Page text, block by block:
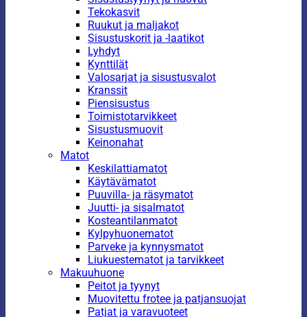
Tekokasvit
Ruukut ja maljakot
Sisustuskorit ja -laatikot
Lyhdyt
Kynttilät
Valosarjat ja sisustusvalot
Kranssit
Piensisustus
Toimistotarvikkeet
Sisustusmuovit
Keinonahat
Matot
Keskilattiamatot
Käytävämatot
Puuvilla- ja räsymatot
Juutti- ja sisalmatot
Kosteantilanmatot
Kylpyhuonematot
Parveke ja kynnysmatot
Liukuestematot ja tarvikkeet
Makuuhuone
Peitot ja tyynyt
Muovitettu frotee ja patjansuojat
Patjat ja varavuoteet